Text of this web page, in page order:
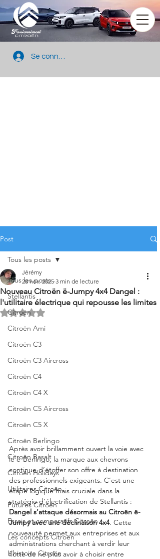
Se connecter
Post
Tous les posts
Stellantis
Citroën
Citroën Ami
Citroën C3
Citroën C3 Aircross
Citroën C4
Citroën C4 X
Citroën C5 Aircross
Citroën C5 X
Citroën Berlingo
Citroën Basalt
Citroën Holidays
Utilitaires Citroën
Futures Citroën
Essais et comparatifs Citroën
Les concepts Citroën
L'histoire Citroën
Tous les posts
Nouveau Citroën ë-Jumpy 4x4 Dangel :
l'utilitaire électrique qui repousse les limites
Jérémy
28 nov. 2025 3 min de lecture
Noté NaN étoiles sur 5.
Après avoir brillamment ouvert la voie avec
le ë-Berlingo, la marque aux chevrons
continue d’étoffer son offre à destination
des professionnels exigeants. C’est une
étape logique mais cruciale dans la
stratégie d’électrification de Stellantis :
Dangel s’attaque désormais au Citroën ë-
Jumpy avec une déclinaison 4x4. Cette
nouveauté permet aux entreprises et aux
administrations cherchant à verdir leur
flotte de ne plus avoir à choisir entre